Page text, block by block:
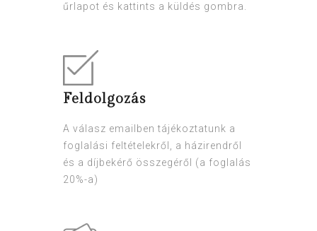
űrlapot és kattints a küldés gombra.
Feldolgozás
A válasz emailben tájékoztatunk a
foglalási feltételekről, a házirendről
és a díjbekérő összegéről (a foglalás
20%-a)